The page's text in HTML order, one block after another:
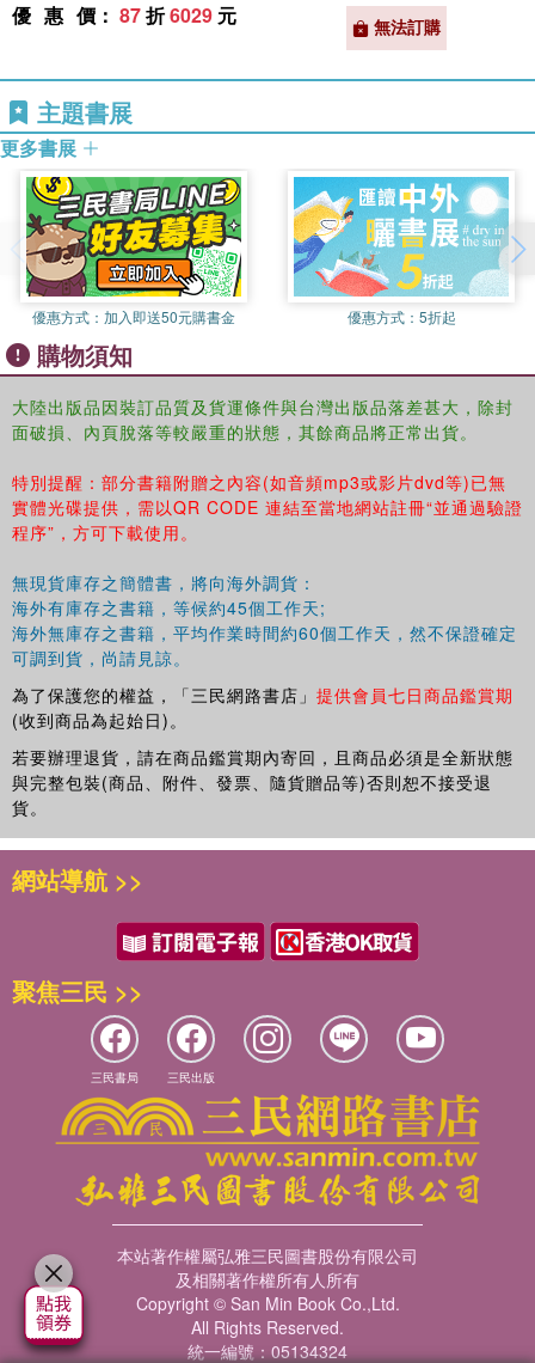
優惠價 ： 87折6029 元
無法訂購
主題書展
更多書展
優惠方式： 加入即送50元購書金 優惠方式： 5折起
購物須知
大陸出版品因裝訂品質及貨運條件與台灣出版品落差甚大，除封
面破損、內頁脫落等較嚴重的狀態，其餘商品將正常出貨。
特別提醒：部分書籍附贈之內容(如音頻mp3或影片dvd等)已無
實體光碟提供，需以QR CODE 連結至當地網站註冊“並通過驗證
程序”，方可下載使用。
無現貨庫存之簡體書，將向海外調貨：
海外有庫存之書籍，等候約45個工作天;
海外無庫存之書籍，平均作業時間約60個工作天，然不保證確定
可調到貨，尚請見諒。
為了保護您的權益，「三民網路書店」 提供會員七日商品鑑賞期
(收到商品為起始日)。
若要辦理退貨，請在商品鑑賞期內寄回，且商品必須是全新狀態
與完整包裝(商品、附件、發票、隨貨贈品等)否則恕不接受退
貨。
網站導航 >>
聚焦三民 >>
三民書局 三民出版
本站著作權屬弘雅三民圖書股份有限公司
及相關著作權所有人所有
Copyright © San Min Book Co.,Ltd.
All Rights Reserved.
統一編號：05134324